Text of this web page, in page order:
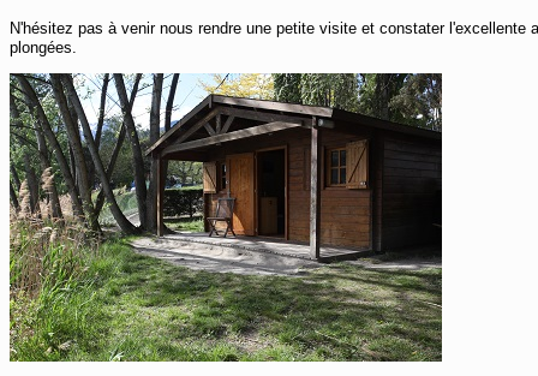
N'hésitez pas à venir nous rendre une petite visite et constater l'excellente
plongées.